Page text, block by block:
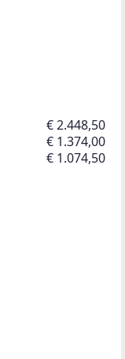
€ 2.448,50
€ 1.374,00
€ 1.074,50